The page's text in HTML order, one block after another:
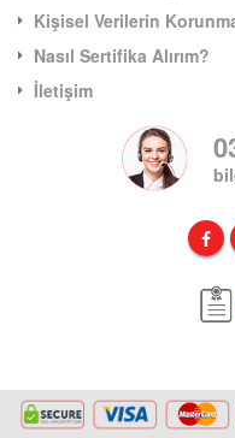
Kişisel Verilerin
Nasıl Sertifika Alırım?
İletişim